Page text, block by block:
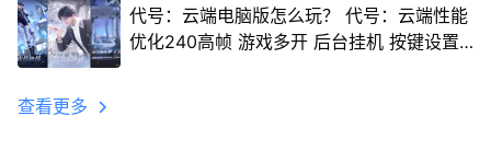
代号：云端电脑版怎么玩？ 代号：云端性能
优化240高帧 游戏多开 后台挂机 按键设置
查看更多